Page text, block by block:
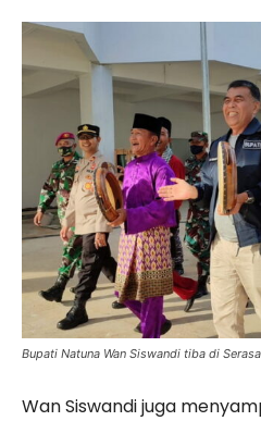
Bupati Natuna Wan Siswandi tiba di
Wan Siswandi juga